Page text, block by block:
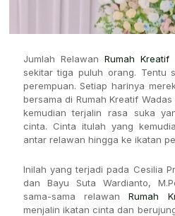
Jumlah RelawanRumah Kreatif
sekitar tiga puluh orang. Tentu
perempuan. Setiap harinya
bersama di Rumah Kreatif
kemudian terjalin rasa suka
cinta. Cinta itulah yang
antar relawan hingga ke ikatan
Inilah yang terjadi pada Cesilia
dan Bayu Suta Wardianto,
sama-sama relawanRumah
menjalin ikatan cinta dan